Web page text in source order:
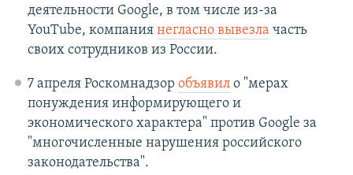
деятельности Google, в том числе из-за
YouTube, компания негласно вывезла часть
своих сотрудников из России.
7 апреля Роскомнадзор объявило "мерах
понуждения информирующего и
экономического характера" против Google за
"многочисленные нарушения российского
законодательства".